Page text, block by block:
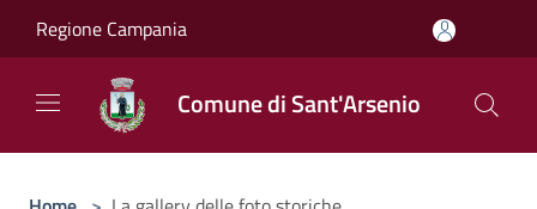
Regione Campania
Comune di Sant'Arsenio